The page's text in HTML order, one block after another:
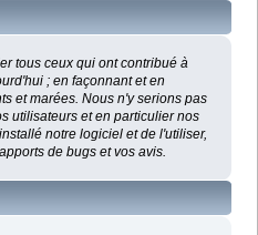
tous ceux qui ont contribué à
; en façonnant et en
et marées. Nous n'y serions pas
utilisateurs et en particulier nos
notre logiciel et de l'utiliser,
de bugs et vos avis.